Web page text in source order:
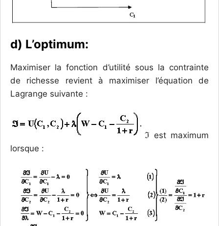
d) L’optimum:
Maximiser la fonction d’utilité sous la contrainte
de richesse revient à maximiser l’équation de
Lagrange suivante :
ℑ est maximum
lorsque :